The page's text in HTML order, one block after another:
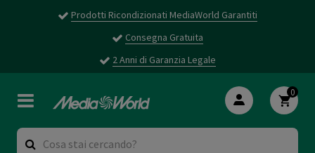
Prodotti Ricondizionati MediaWorld Garantiti
Consegna Gratuita
2 Anni di Garanzia Legale
0